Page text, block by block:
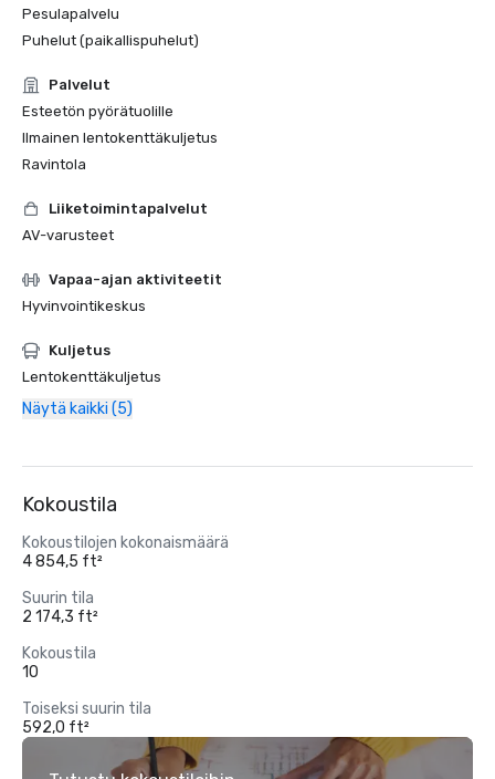
Pesulapalvelu
Puhelut (paikallispuhelut)
Palvelut
Esteetön pyörätuolille
Ilmainen lentokenttäkuljetus
Ravintola
Liiketoimintapalvelut
AV-varusteet
Vapaa-ajan aktiviteetit
Hyvinvointikeskus
Kuljetus
Lentokenttäkuljetus
Näytä kaikki (5)
Kokoustila
Kokoustilojen kokonaismäärä
4 854,5 ft²
Suurin tila
2 174,3 ft²
Kokoustila
10
Toiseksi suurin tila
592,0 ft²